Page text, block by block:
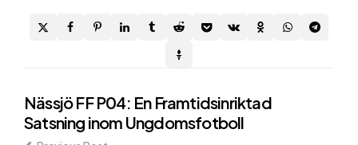
Post
navigation
Nässjö FF P04: En Framtidsinriktad
Satsning inom Ungdomsfotboll